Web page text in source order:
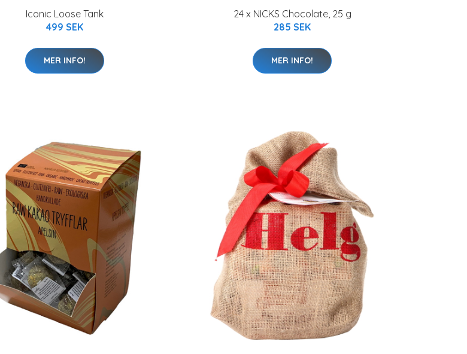
Iconic Loose Tank
499 SEK
MER INFO!
24 x NICKS Chocolate, 25 g
285 SEK
MER INFO!